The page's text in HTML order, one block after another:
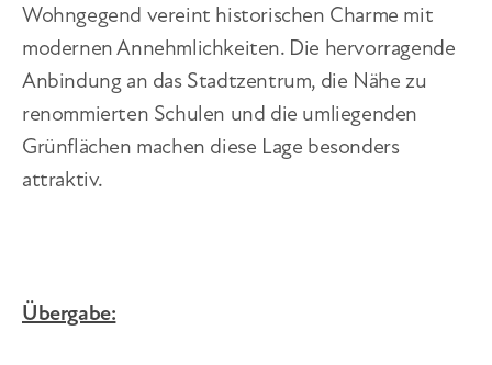
Wohngegend vereint historischen Charme mit
modernen Annehmlichkeiten. Die hervorragende
Anbindung an das Stadtzentrum, die Nähe zu
renommierten Schulen und die umliegenden
Grünflächen machen diese Lage besonders
attraktiv.
Übergabe: